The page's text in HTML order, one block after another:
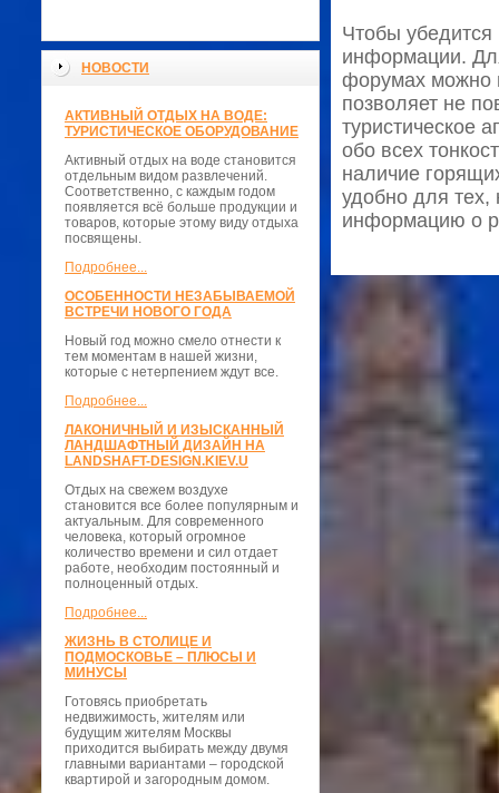
НОВОСТИ
АКТИВНЫЙ ОТДЫХ НА ВОДЕ:
ТУРИСТИЧЕСКОЕ ОБОРУДОВАНИЕ
Активный отдых на воде становится
отдельным видом развлечений.
Соответственно, с каждым годом
появляется всё больше продукции и
товаров, которые этому виду отдыха
посвящены.
Подробнее...
ОСОБЕННОСТИ НЕЗАБЫВАЕМОЙ
ВСТРЕЧИ НОВОГО ГОДА
Новый год можно смело отнести к
тем моментам в нашей жизни,
которые с нетерпением ждут все.
Подробнее...
ЛАКОНИЧНЫЙ И ИЗЫСКАННЫЙ
ЛАНДШАФТНЫЙ ДИЗАЙН НА
LANDSHAFT-DESIGN.KIEV.U
Отдых на свежем воздухе
становится все более популярным и
актуальным. Для современного
человека, который огромное
количество времени и сил отдает
работе, необходим постоянный и
полноценный отдых.
Подробнее...
ЖИЗНЬ В СТОЛИЦЕ И
ПОДМОСКОВЬЕ – ПЛЮСЫ И
МИНУСЫ
Готовясь приобретать
недвижимость, жителям или
будущим жителям Москвы
приходится выбирать между двумя
главными вариантами – городской
квартирой и загородным домом.
Чтобы убедится
информации.
форумах можно
позволяет не
туристическое
обо всех
наличие
удобно для тех,
информацию о